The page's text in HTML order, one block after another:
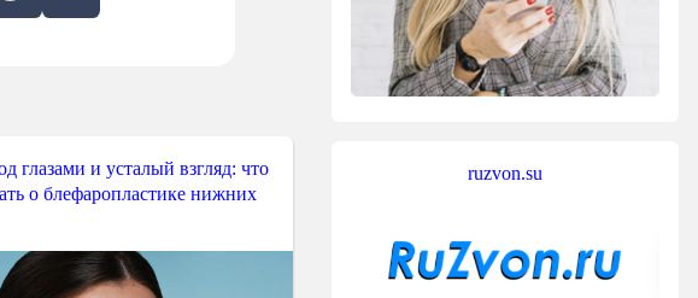
глазами и усталый взгляд: что
о блефаропластике нижних
ruzvon.su